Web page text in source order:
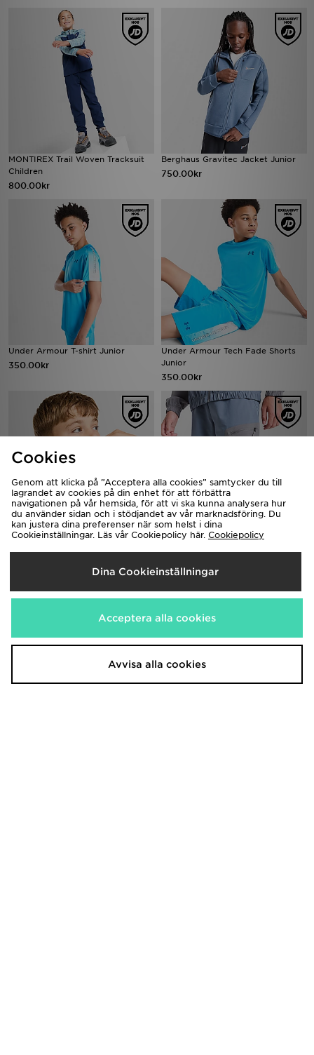
MONTIREX Trail Woven Tracksuit
Children
800.00kr
Berghaus Gravitec Jacket Junior
750.00kr
Under Armour T-shirt Junior
350.00kr
Under Armour Tech Fade Shorts
Junior
350.00kr
The North Face Windbreaker
Jacket Junior
The North Face Never Stop Woven
Joggers Junior
750.00kr
Cookies
Genom att klicka på ”Acceptera alla cookies” samtycker du till
lagrandet av cookies på din enhet för att förbättra
navigationen på vår hemsida, för att vi ska kunna analysera hur
du använder sidan och i stödjandet av vår marknadsföring. Du
kan justera dina preferenser när som helst i dina
Cookieinställningar. Läs vår Cookiepolicy här. Cookiepolicy
Dina Cookieinställningar
Acceptera alla cookies
Avvisa alla cookies